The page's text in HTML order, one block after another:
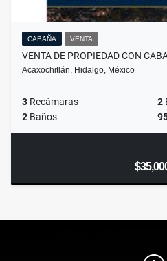
CABAÑA VENTA
VENTA DE PROPIEDAD CON
Acaxochitlán, Hidalgo, México
3 Recámaras 2
2 Baños